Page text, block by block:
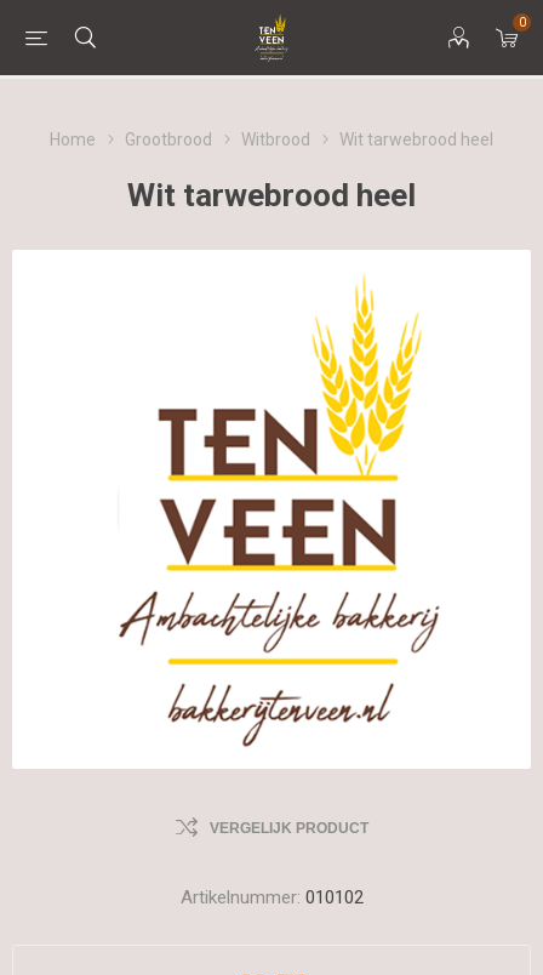
0
Home Grootbrood Witbrood Wit tarwebrood heel
Wit tarwebrood heel
VERGELIJK PRODUCT
Artikelnummer: 010102